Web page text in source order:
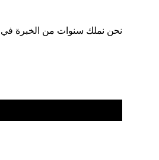
نحن نملك سنوات من الخبرة